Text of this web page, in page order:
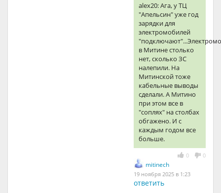
alex20: Ага, у ТЦ
"Апельсин" уже год
зарядки для
электромобилей
в Митине столько
нет, сколько ЗС
налепили. На
Митинской тоже
кабельные выводы
сделали. А Митино
при этом все в
"соплях" на столбах
обгажено. И с
каждым годом все
больше.
0 0
mitinech
19 ноября 2025 в 1:23
ответить